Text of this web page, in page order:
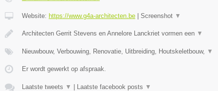
Website: https://www.g4a-architecten.be Screenshot ▼
Architecten Gerrit Stevens en Annelore Lanckriet vormen een ▼
Nieuwbouw, Verbouwing, Renovatie, Uitbreiding, Houtskeletbouw, ▼
Er wordt gewerkt op afspraak.
Laatste tweets ▼ Laatste facebook posts ▼